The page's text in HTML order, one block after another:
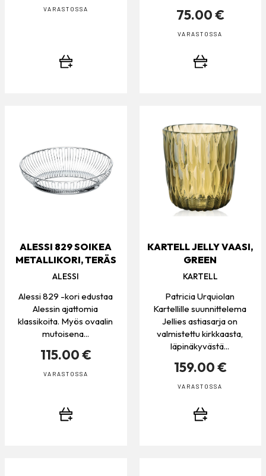
VARASTOSSA 75.00 €
VARASTOSSA
ALESSI 829 SOIKEA
METALLIKORI, TERÄS
ALESSI
Alessi 829 -kori edustaa
Alessin ajattomia
klassikoita. Myös ovaalin
mutoisena...
115.00 €
VARASTOSSA
KARTELL JELLY VAASI,
GREEN
KARTELL
Patricia Urquiolan
Kartellille suunnittelema
Jellies astiasarja on
valmistettu kirkkaasta,
läpinäkyvästä...
159.00 €
VARASTOSSA